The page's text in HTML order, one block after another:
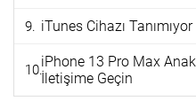
iTunes Cihazı Tanımıyor
iPhone 13 Pro Max
İletişime Geçin